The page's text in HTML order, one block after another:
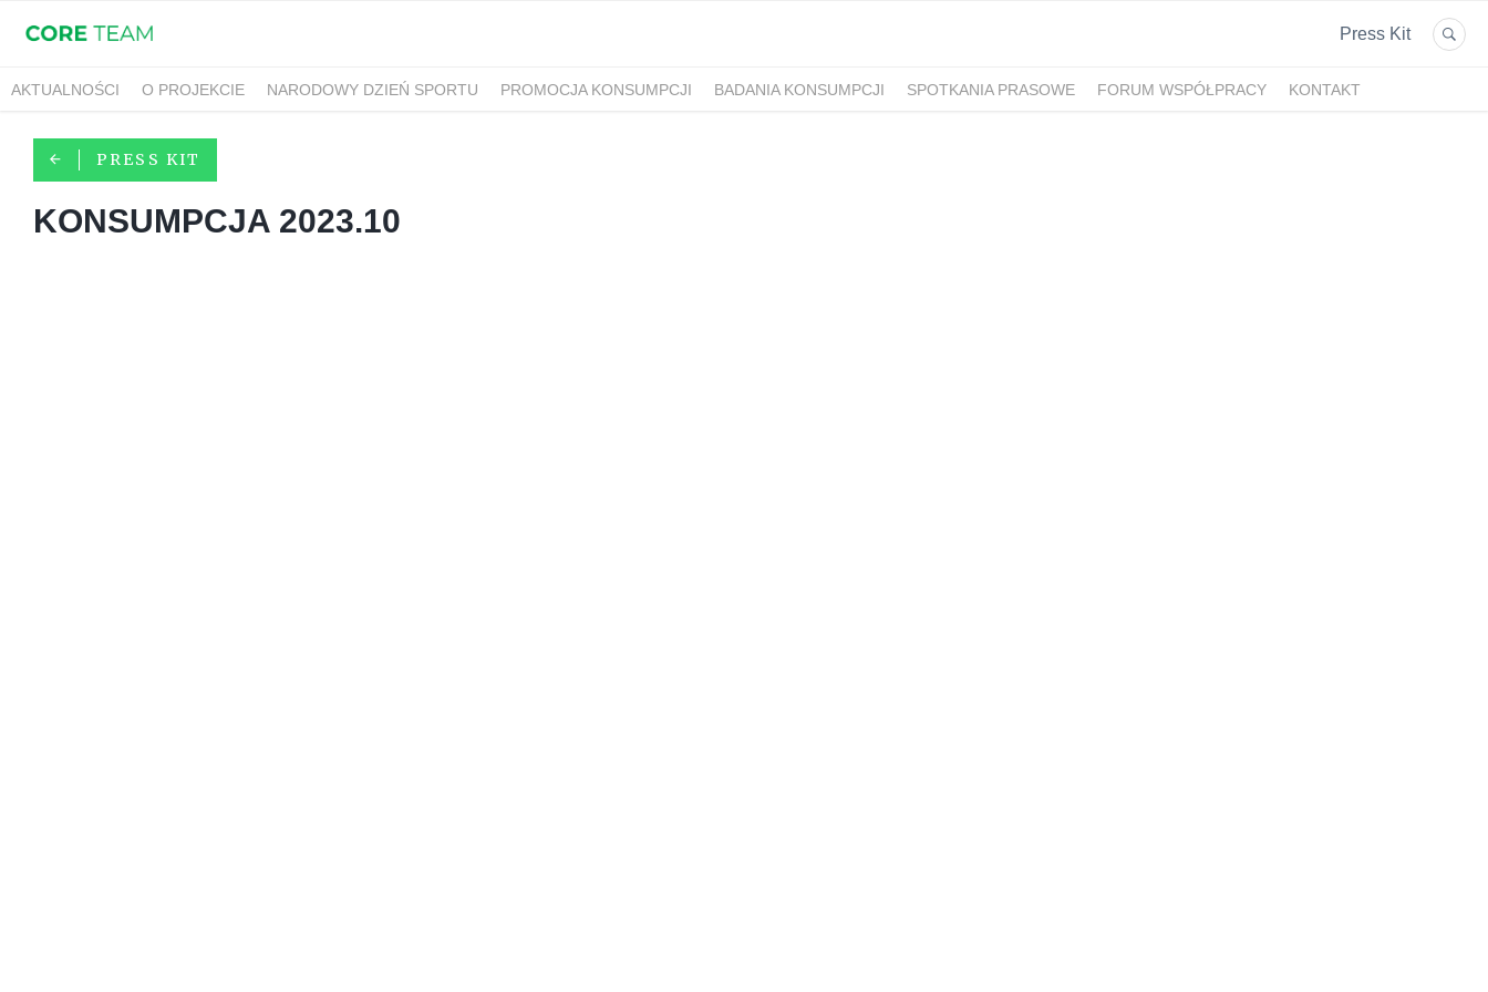
Press Kit
AKTUALNOŚCI O PROJEKCIE NARODOWY DZIEŃ SPORTU PROMOCJA KONSUMPCJI BADANIA KONSUMPCJI SPOTKANIA PRASOWE FORUM WSPÓŁPRACY KONTAKT
PRESS KIT
KONSUMPCJA 2023.10